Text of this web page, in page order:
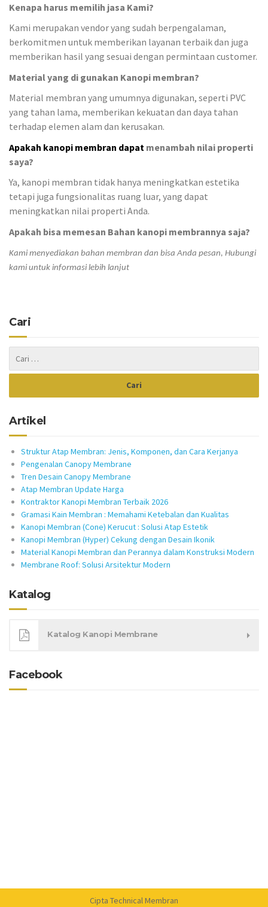
Kenapa harus memilih jasa Kami?
Kami merupakan vendor yang sudah berpengalaman,
berkomitmen untuk memberikan layanan terbaik dan juga
memberikan hasil yang sesuai dengan permintaan customer.
Material yang di gunakan Kanopi membran?
Material membran yang umumnya digunakan, seperti PVC
yang tahan lama, memberikan kekuatan dan daya tahan
terhadap elemen alam dan kerusakan.
Apakah kanopi membran dapat menambah nilai properti
saya?
Ya, kanopi membran tidak hanya meningkatkan estetika
tetapi juga fungsionalitas ruang luar, yang dapat
meningkatkan nilai properti Anda.
Apakah bisa memesan Bahan kanopi membrannya saja?
Kami menyediakan bahan membran dan bisa Anda pesan, Hubungi
kami untuk informasi lebih lanjut
Cari
Artikel
Struktur Atap Membran: Jenis, Komponen, dan Cara Kerjanya
Pengenalan Canopy Membrane
Tren Desain Canopy Membrane
Atap Membran Update Harga
Kontraktor Kanopi Membran Terbaik 2026
Gramasi Kain Membran : Memahami Ketebalan dan Kualitas
Kanopi Membran (Cone) Kerucut : Solusi Atap Estetik
Kanopi Membran (Hyper) Cekung dengan Desain Ikonik
Material Kanopi Membran dan Perannya dalam Konstruksi Modern
Membrane Roof: Solusi Arsitektur Modern
Katalog
Katalog Kanopi Membrane
Facebook
Cipta Technical Membran